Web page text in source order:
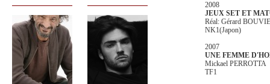
2008
JEUX SET ET
Réal: Gérard
NK1(Japon)
2007
UNE FEMME
Mickael PERROTTA
TF1